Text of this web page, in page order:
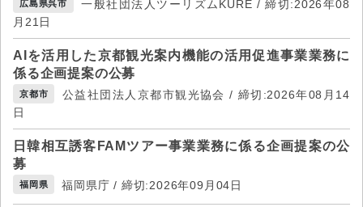
広島県呉市
一般社団法人ツーリズムKURE / 締切:2026年08
月21日
AIを活用した京都観光案内機能の活用促進事業業務に
係る企画提案の公募
京都市
公益社団法人京都市観光協会 / 締切:2026年08月14
日
日韓相互誘客FAMツアー事業業務に係る企画提案の公
募
福岡県 福岡県庁 / 締切:2026年09月04日